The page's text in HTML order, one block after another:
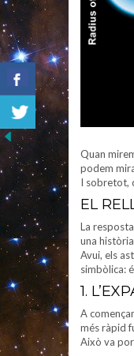
Quan
podem
I sobretot,
EL
La
una
Avui, els
simbòlica:
1.
A
més ràpid
Això va